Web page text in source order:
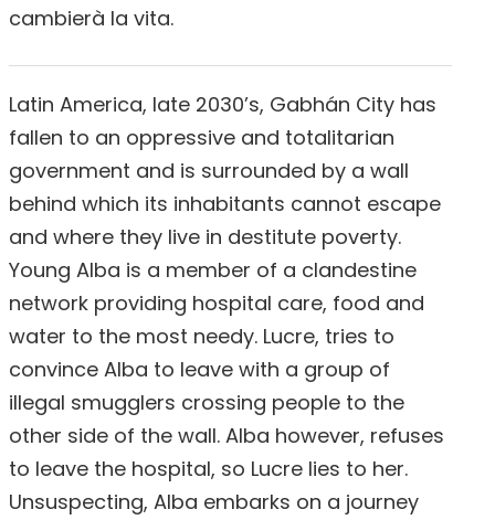
cambierà la vita.
Latin America, late 2030’s, Gabhán City has
fallen to an oppressive and totalitarian
government and is surrounded by a wall
behind which its inhabitants cannot escape
and where they live in destitute poverty.
Young Alba is a member of a clandestine
network providing hospital care, food and
water to the most needy. Lucre, tries to
convince Alba to leave with a group of
illegal smugglers crossing people to the
other side of the wall. Alba however, refuses
to leave the hospital, so Lucre lies to her.
Unsuspecting, Alba embarks on a journey